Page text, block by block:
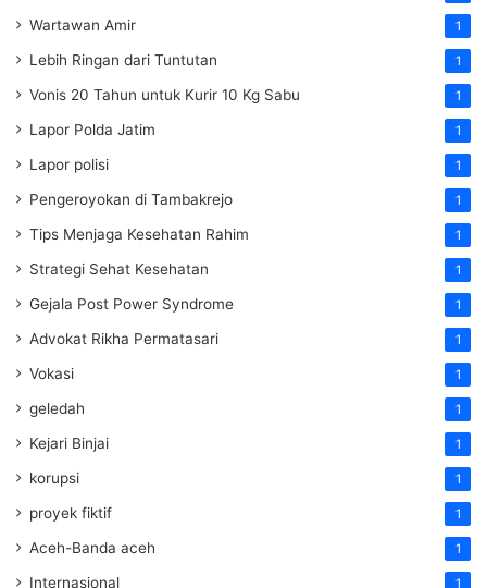
Wartawan Amir 1
Lebih Ringan dari Tuntutan 1
Vonis 20 Tahun untuk Kurir 10 Kg Sabu 1
Lapor Polda Jatim 1
Lapor polisi 1
Pengeroyokan di Tambakrejo 1
Tips Menjaga Kesehatan Rahim 1
Strategi Sehat Kesehatan 1
Gejala Post Power Syndrome 1
Advokat Rikha Permatasari 1
Vokasi 1
geledah 1
Kejari Binjai 1
korupsi 1
proyek fiktif 1
Aceh-Banda aceh 1
Internasional 1